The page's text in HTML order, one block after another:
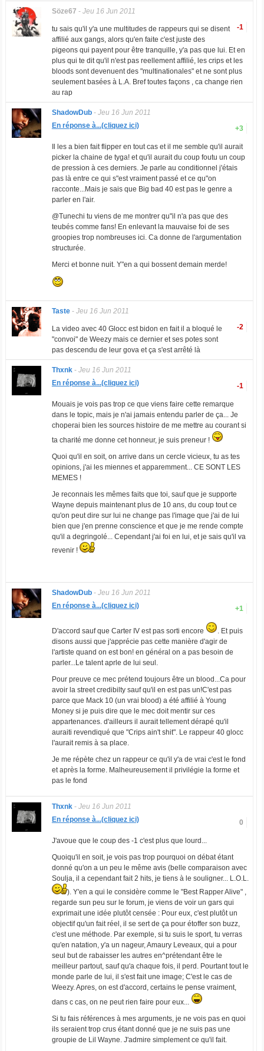
Söze67 - Jeu 16 Jun 2011
-1
tu sais qu'il y'a une multitudes de rappeurs qui se disent
affilié aux gangs, alors qu'en faite c'est juste des
pigeons qui payent pour être tranquille, y'a pas que lui. Et en
plus qui te dit qu'il n'est pas reellement affilié, les crips et les
bloods sont devenuent des "multinationales" et ne sont plus
seulement basées à L.A. Bref toutes façons , ca change rien
au rap
ShadowDub- Jeu 16 Jun 2011
+3
En réponse à...(cliquez ici)
Il les a bien fait flipper en tout cas et il me semble qu'il aurait
picker la chaine de tyga! et qu'il aurait du coup foutu un coup
de pression à ces derniers. Je parle au conditionnel j'étais
pas là entre ce qui s"est vraiment passé et ce qu"on
racconte...Mais je sais que Big bad 40 est pas le genre a
parler en l'air.
@Tunechi tu viens de me montrer qu"il n'a pas que des
teubés comme fans! En enlevant la mauvaise foi de ses
groopies trop nombreuses ici. Ca donne de l'argumentation
structurée.
Merci et bonne nuit. Y"en a qui bossent demain merde!
Taste- Jeu 16 Jun 2011
-2
La video avec 40 Glocc est bidon en fait il a bloqué le
"convoi" de Weezy mais ce dernier et ses potes sont
pas descendu de leur gova et ça s'est arrêté là
Thxnk- Jeu 16 Jun 2011
-1
En réponse à...(cliquez ici)
Mouais je vois pas trop ce que viens faire cette remarque
dans le topic, mais je n'ai jamais entendu parler de ça... Je
choperai bien les sources histoire de me mettre au courant si
ta charité me donne cet honneur, je suis preneur !
Quoi qu'il en soit, on arrive dans un cercle vicieux, tu as tes
opinions, j'ai les miennes et apparemment... CE SONT LES
MEMES !
Je reconnais les mêmes faits que toi, sauf que je supporte
Wayne depuis maintenant plus de 10 ans, du coup tout ce
qu'on peut dire sur lui ne change pas l'image que j'ai de lui
bien que j'en prenne conscience et que je me rende compte
qu'il a degringolé... Cependant j'ai foi en lui, et je sais qu'il va
revenir !
ShadowDub- Jeu 16 Jun 2011
+1
En réponse à...(cliquez ici)
D'accord sauf que Carter IV est pas sorti encore
. Et puis
disons aussi que j'apprécie pas cette manière d'agir de
l'artiste quand on est bon! en général on a pas besoin de
parler...Le talent aprle de lui seul.
Pour preuve ce mec prétend toujours être un blood...Ca pour
avoir la street credibilty sauf qu'il en est pas un!C'est pas
parce que Mack 10 (un vrai blood) a été affilié à Young
Money si je puis dire que le mec doit mentir sur ces
appartenances. d'ailleurs il aurait tellement dérapé qu'il
auraiti revendiqué que "Crips ain't shit". Le rappeur 40 glocc
l'aurait remis à sa place.
Je me répète chez un rappeur ce qu'il y'a de vrai c'est le fond
et après la forme. Malheureusement il privilégie la forme et
pas le fond
Thxnk- Jeu 16 Jun 2011
0
En réponse à...(cliquez ici)
J'avoue que le coup des -1 c'est plus que lourd...
Quoiqu'il en soit, je vois pas trop pourquoi on débat étant
donné qu'on a un peu le même avis (belle comparaison avec
Soulja, il a cependant fait 2 hits, je tiens à le souligner... L.O.L.
). Y'en a qui le considère comme le "Best Rapper Alive" ,
regarde sun peu sur le forum, je viens de voir un gars qui
exprimait une idée plutôt censée : Pour eux, c'est plutôt un
objectif qu'un fait réel, il se sert de ça pour étoffer son buzz,
c'est une méthode. Par exemple, si tu suis le sport, tu verras
qu'en natation, y'a un nageur, Amaury Leveaux, qui a pour
seul but de rabaisser les autres en^prétendant être le
meilleur partout, sauf qu'a chaque fois, il perd. Pourtant tout le
monde parle de lui, il s'est fait une image; C'est le cas de
Weezy. Apres, on est d'accord, certains le pense vraiment,
dans c cas, on ne peut rien faire pour eux...
Si tu fais références à mes arguments, je ne vois pas en quoi
ils seraient trop crus étant donné que je ne suis pas une
groupie de Lil Wayne. J'admire simplement ce qu'il fait.